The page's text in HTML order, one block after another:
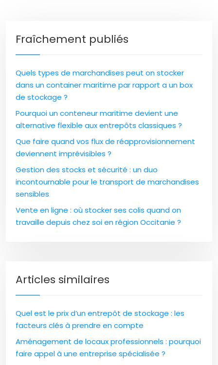
Fraîchement publiés
Quels types de marchandises peut on stocker
dans un container maritime par rapport a un box
de stockage ?
Pourquoi un conteneur maritime devient une
alternative flexible aux entrepôts classiques ?
Que faire quand vos flux de réapprovisionnement
deviennent imprévisibles ?
Gestion des stocks et sécurité : un duo
incontournable pour le transport de marchandises
sensibles
Vente en ligne : où stocker ses colis quand on
travaille depuis chez soi en région Occitanie ?
Articles similaires
Quel est le prix d’un entrepôt de stockage : les
facteurs clés à prendre en compte
Aménagement de locaux professionnels : pourquoi
faire appel à une entreprise spécialisée ?